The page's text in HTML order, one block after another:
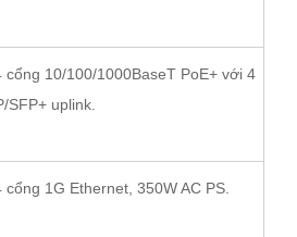
cổng 10/100/1000BaseT PoE+ với 4
SFP+ uplink.
cổng 1G Ethernet, 350W AC PS.